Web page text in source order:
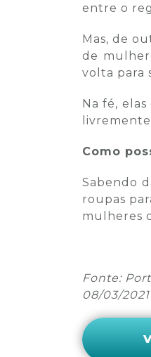
entre o
Mas, de
de
volta para
Na fé,
Como
Sabendo
roupas
mulheres
Fonte:
08/03/2021